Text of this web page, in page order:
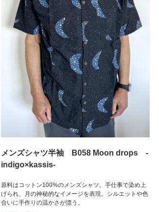
メンズシャツ半袖 B058 Moon drops -
indigo×kassis-
原料はコットン100%のメンズシャツ。手仕事で染め上
げられ、月の神秘的なイメージを表現。シルエットや色
合いに手作りの温かさが漂う。